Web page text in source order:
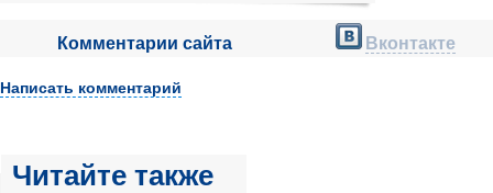
Комментарии сайта Вконтакте
Написать комментарий
Читайте также